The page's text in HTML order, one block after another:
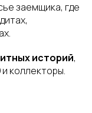
заемщика, где
историй,
коллекторы.